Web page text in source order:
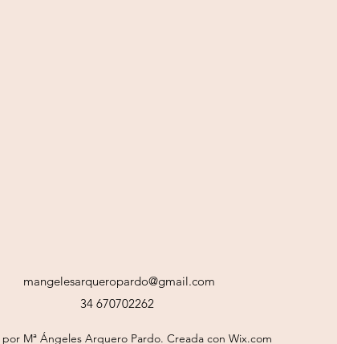
mangelesarqueropardo@gmail.com
34 670702262
Mª Ángeles Arquero Pardo. Creada con Wix.com